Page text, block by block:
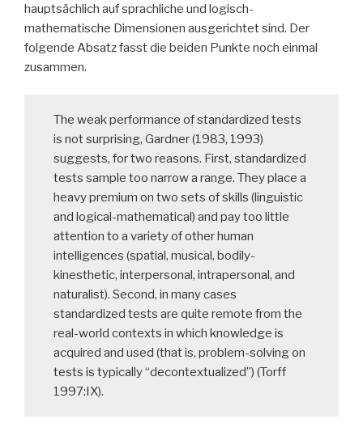
hauptsächlich auf sprachliche und logisch-
mathematische Dimensionen ausgerichtet sind. Der
folgende Absatz fasst die beiden Punkte noch einmal
zusammen.
The weak performance of standardized tests
is not surprising, Gardner (1983, 1993)
suggests, for two reasons. First, standardized
tests sample too narrow a range. They place a
heavy premium on two sets of skills (linguistic
and logical-mathematical) and pay too little
attention to a variety of other human
intelligences (spatial, musical, bodily-
kinesthetic, interpersonal, intrapersonal, and
naturalist). Second, in many cases
standardized tests are quite remote from the
real-world contexts in which knowledge is
acquired and used (that is, problem-solving on
tests is typically “decontextualized”) (Torff
1997:IX).